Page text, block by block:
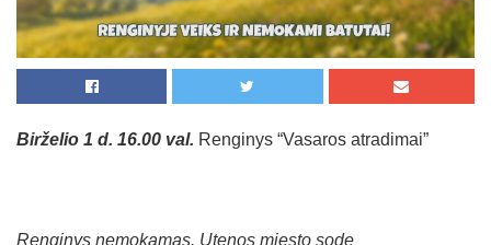
Birželio 1 d. 16.00 val. Renginys “Vasaros atradimai”
Renginys nemokamas. Utenos miesto sode